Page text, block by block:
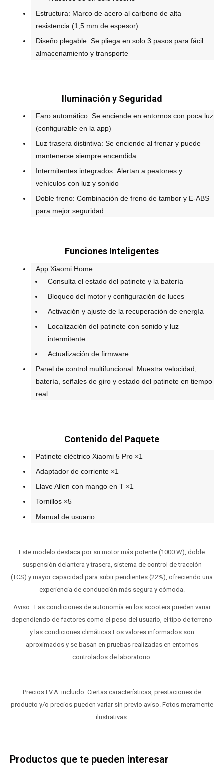
Estructura: Marco de acero al carbono de alta
resistencia (1,5 mm de espesor)
Diseño plegable: Se pliega en solo 3 pasos para fácil
almacenamiento y transporte
Iluminación y Seguridad
Faro automático: Se enciende en entornos con poca luz
(configurable en la app)
Luz trasera distintiva: Se enciende al frenar y puede
mantenerse siempre encendida
Intermitentes integrados: Alertan a peatones y
vehículos con luz y sonido
Doble freno: Combinación de freno de tambor y E-ABS
para mejor seguridad
Funciones Inteligentes
App Xiaomi Home:
Consulta el estado del patinete y la batería
Bloqueo del motor y configuración de luces
Activación y ajuste de la recuperación de energía
Localización del patinete con sonido y luz
intermitente
Actualización de firmware
Panel de control multifuncional: Muestra velocidad,
batería, señales de giro y estado del patinete en tiempo
real
Contenido del Paquete
Patinete eléctrico Xiaomi 5 Pro ×1
Adaptador de corriente ×1
Llave Allen con mango en T ×1
Tornillos ×5
Manual de usuario
Este modelo destaca por su motor más potente (1000 W), doble
suspensión delantera y trasera, sistema de control de tracción
(TCS) y mayor capacidad para subir pendientes (22%), ofreciendo una
experiencia de conducción más segura y cómoda.
Aviso : Las condiciones de autonomía en los scooters pueden variar
dependiendo de factores como el peso del usuario, el tipo de terreno
y las condiciones climáticas.Los valores informados son
aproximados y se basan en pruebas realizadas en entornos
controlados de laboratorio.
Precios I.V.A. incluido. Ciertas características, prestaciones de
producto y/o precios pueden variar sin previo aviso. Fotos meramente
ilustrativas.
Productos que te pueden interesar